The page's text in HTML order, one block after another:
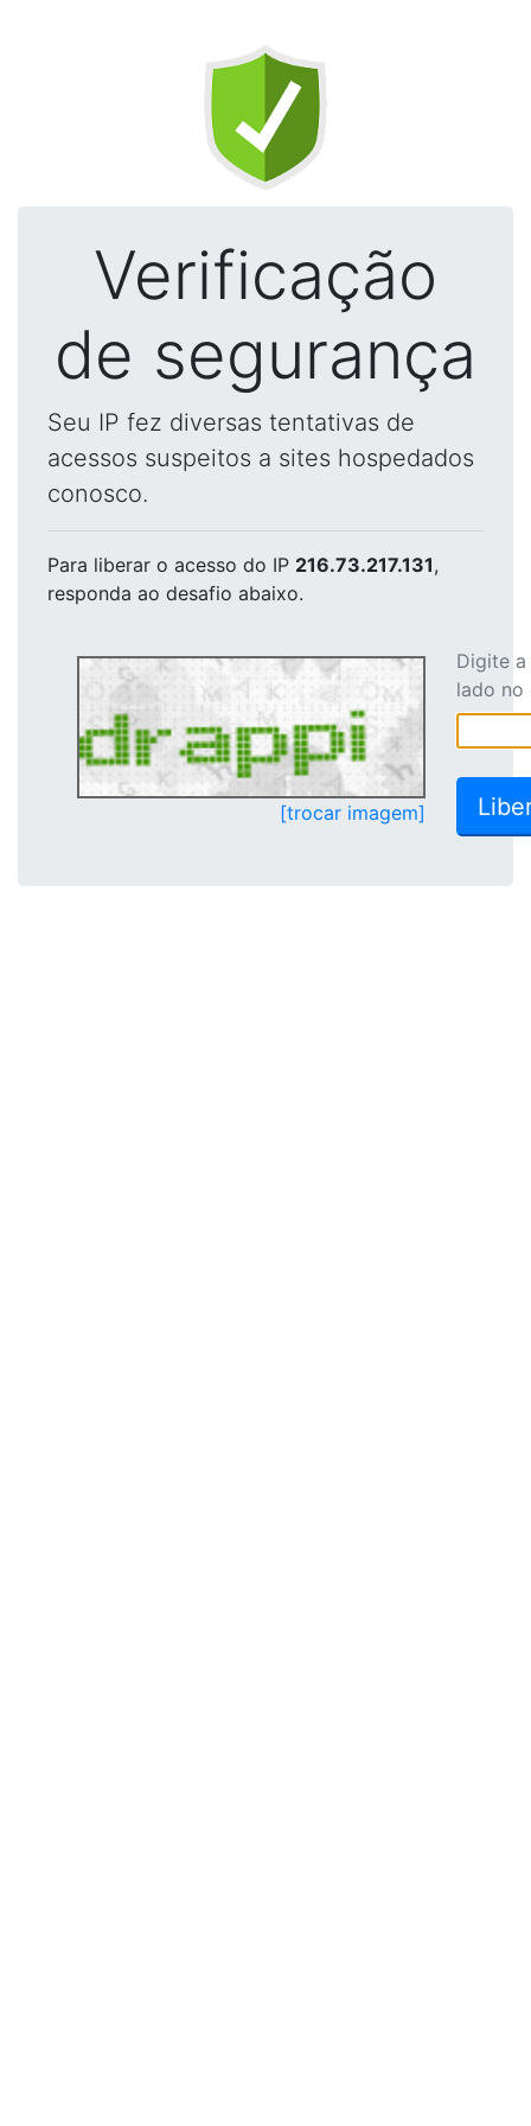
Verificação
de segurança
Seu IP fez diversas tentativas de
acessos suspeitos a sites hospedados
conosco.
Para liberar o acesso do IP 216.73.217.131,
responda ao desafio abaixo.
[trocar imagem]
Digite
lado no